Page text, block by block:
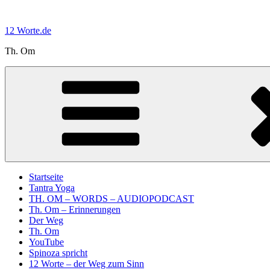
springen
12 Worte.de
Th. Om
Startseite
Tantra Yoga
TH. OM – WORDS – AUDIOPODCAST
Th. Om – Erinnerungen
Der Weg
Th. Om
YouTube
Spinoza spricht
12 Worte – der Weg zum Sinn